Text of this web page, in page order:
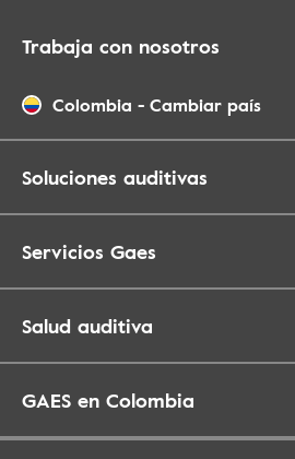
Trabaja con nosotros
Colombia - Cambiar país
Soluciones auditivas
Servicios Gaes
Salud auditiva
GAES en Colombia